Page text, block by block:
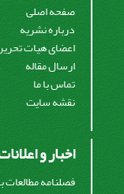
صفحه اصلی
درباره نشریه
اعضای هیات
ارسال مقاله
تماس با ما
نقشه سایت
اخبار و
فصلنامه مطالعات